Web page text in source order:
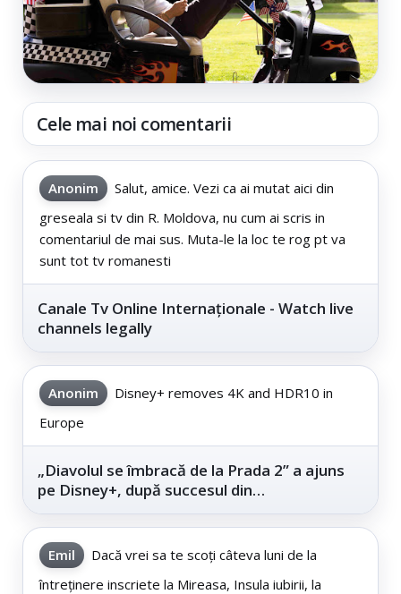
Cele mai noi comentarii
Anonim
Salut, amice. Vezi ca ai mutat aici din
greseala si tv din R. Moldova, nu cum ai scris in
comentariul de mai sus. Muta-le la loc te rog pt va
sunt tot tv romanesti
Canale Tv Online Internaționale - Watch live
channels legally
Anonim
Disney+ removes 4K and HDR10 in
Europe
„Diavolul se îmbracă de la Prada 2” a ajuns
pe Disney+, după succesul din
Emil
Dacă vrei sa te scoți câteva luni de la
întreținere inscriete la Mireasa, Insula iubirii, la